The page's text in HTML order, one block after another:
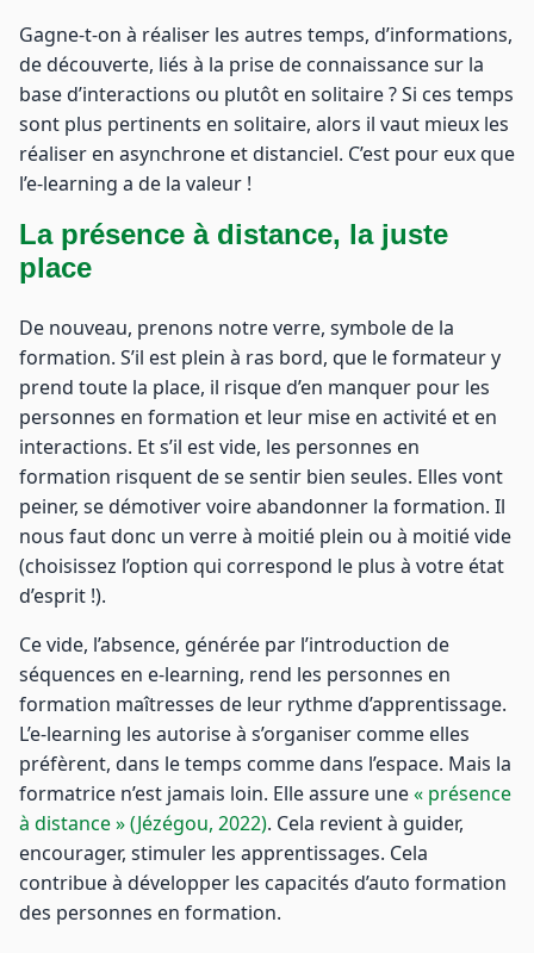
Gagne-t-on à réaliser les autres temps, d’informations,
de découverte, liés à la prise de connaissance sur la
base d’interactions ou plutôt en solitaire ? Si ces temps
sont plus pertinents en solitaire, alors il vaut mieux les
réaliser en asynchrone et distanciel. C’est pour eux que
l’e-learning a de la valeur !
La présence à distance, la juste
place
De nouveau, prenons notre verre, symbole de la
formation. S’il est plein à ras bord, que le formateur y
prend toute la place, il risque d’en manquer pour les
personnes en formation et leur mise en activité et en
interactions. Et s’il est vide, les personnes en
formation risquent de se sentir bien seules. Elles vont
peiner, se démotiver voire abandonner la formation. Il
nous faut donc un verre à moitié plein ou à moitié vide
(choisissez l’option qui correspond le plus à votre état
d’esprit !).
Ce vide, l’absence, générée par l’introduction de
séquences en e-learning, rend les personnes en
formation maîtresses de leur rythme d’apprentissage.
L’e-learning les autorise à s’organiser comme elles
préfèrent, dans le temps comme dans l’espace. Mais la
formatrice n’est jamais loin. Elle assure une« présence
à distance » (Jézégou, 2022). Cela revient à guider,
encourager, stimuler les apprentissages. Cela
contribue à développer les capacités d’auto formation
des personnes en formation.